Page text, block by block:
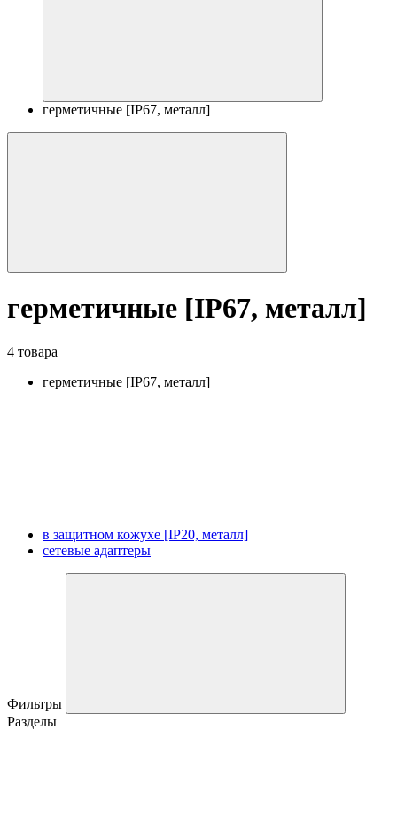
герметичные [IP67, металл]
герметичные [IP67, металл]
4 товара
герметичные [IP67, металл]
в защитном кожухе [IP20, металл]
сетевые адаптеры
Фильтры
Разделы